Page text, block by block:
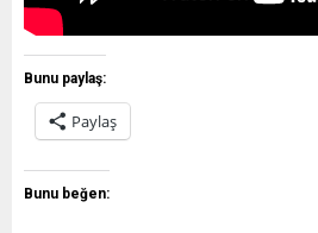
Bunu paylaş:
Paylaş
Bunu beğen: